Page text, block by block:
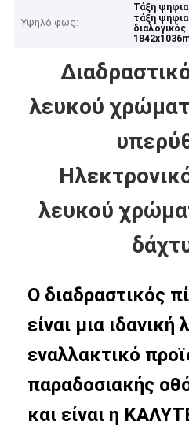
Υψηλό φως:
Τάξη
τάξη
λευκού
λευκού
Ο διαδραστικός
είναι μια ιδανική
εναλλακτικό
παραδοσιακής
και είναι η